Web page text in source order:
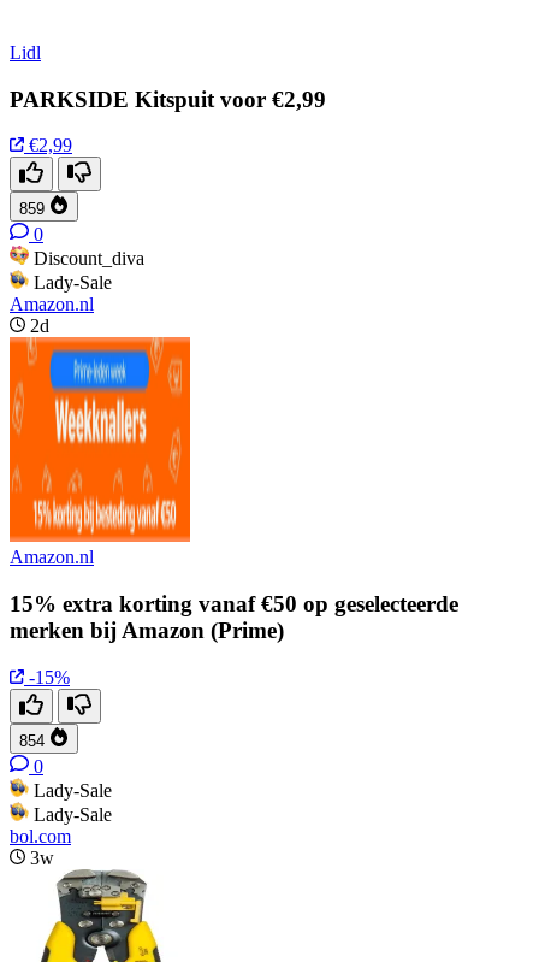
Lidl
PARKSIDE Kitspuit voor €2,99
€2,99
859
0
Discount_diva
Lady-Sale
Amazon.nl
2d
Amazon.nl
15% extra korting vanaf €50 op geselecteerde
merken bij Amazon (Prime)
-15%
854
0
Lady-Sale
Lady-Sale
bol.com
3w